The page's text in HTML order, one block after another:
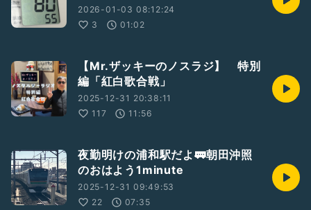
2026-01-03 08:12:24
3
01:02
【Mr.ザッキーのノスラジ】 特別
編「紅白歌合戦」
2025-12-31 20:38:11
117
11:56
夜勤明けの浦和駅だよ🚃朝田沖照
のおはよう1minute
2025-12-31 09:49:53
22
07:35